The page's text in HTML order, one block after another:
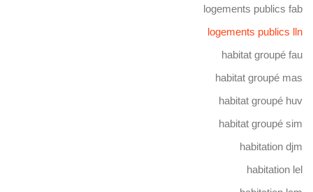
logements publics fab
logements publics lln
habitat groupé fau
habitat groupé mas
habitat groupé huv
habitat groupé sim
habitation djm
habitation lel